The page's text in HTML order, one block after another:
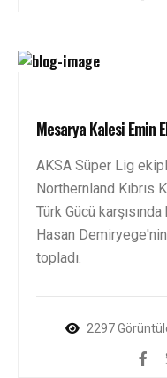
Mesarya Kalesi Emin
AKSA Süper Lig
Northernland Kıbrıs
Türk Gücü
Hasan
topladı.
2297